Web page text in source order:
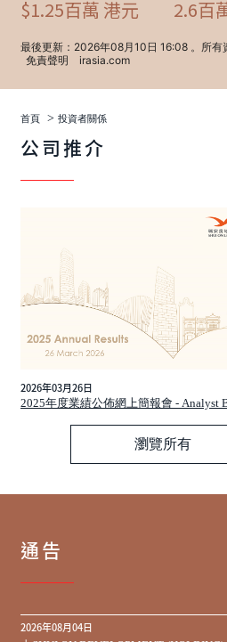
首頁 > 投資者關係
公司推介
2026年03月26日
2025年度業績公佈網上簡報會 - Analyst
瀏覽所有
通告
2026年08月04日